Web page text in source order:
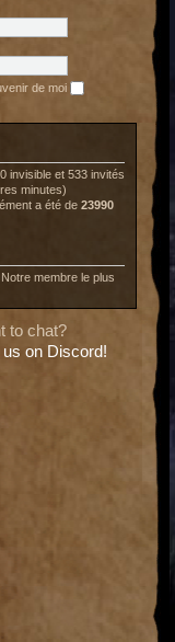
de moi
invisible et 533 invités
minutes)
a été de 23990
membre le plus
to chat?
on Discord!